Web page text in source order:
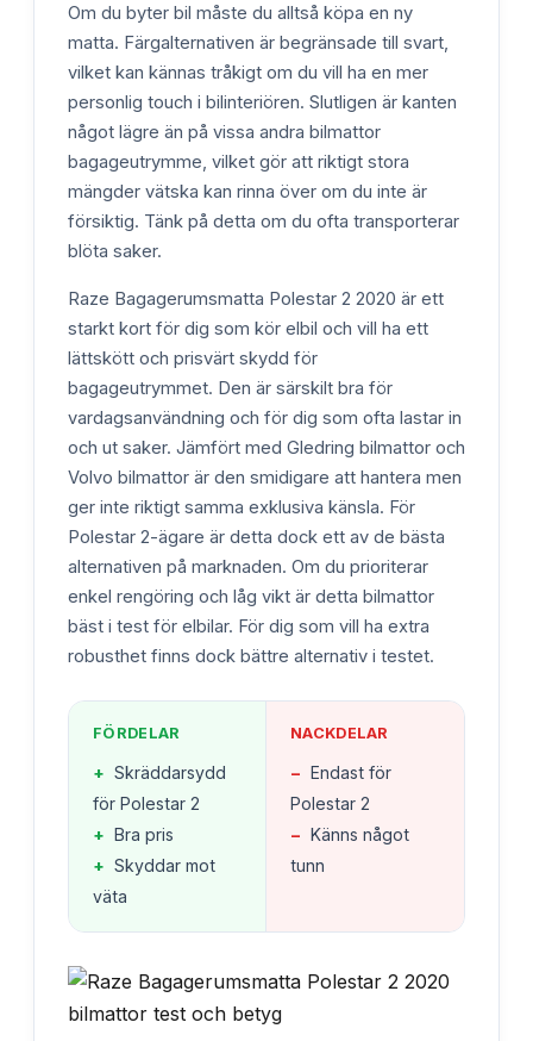
Om du byter bil måste du alltså köpa en ny
matta. Färgalternativen är begränsade till svart,
vilket kan kännas tråkigt om du vill ha en mer
personlig touch i bilinteriören. Slutligen är kanten
något lägre än på vissa andra bilmattor
bagageutrymme, vilket gör att riktigt stora
mängder vätska kan rinna över om du inte är
försiktig. Tänk på detta om du ofta transporterar
blöta saker.
Raze Bagagerumsmatta Polestar 2 2020 är ett
starkt kort för dig som kör elbil och vill ha ett
lättskött och prisvärt skydd för
bagageutrymmet. Den är särskilt bra för
vardagsanvändning och för dig som ofta lastar in
och ut saker. Jämfört med Gledring bilmattor och
Volvo bilmattor är den smidigare att hantera men
ger inte riktigt samma exklusiva känsla. För
Polestar 2-ägare är detta dock ett av de bästa
alternativen på marknaden. Om du prioriterar
enkel rengöring och låg vikt är detta bilmattor
bäst i test för elbilar. För dig som vill ha extra
robusthet finns dock bättre alternativ i testet.
FÖRDELAR
+ Skräddarsydd
för Polestar 2
+ Bra pris
+ Skyddar mot
väta
NACKDELAR
− Endast för
Polestar 2
− Känns något
tunn